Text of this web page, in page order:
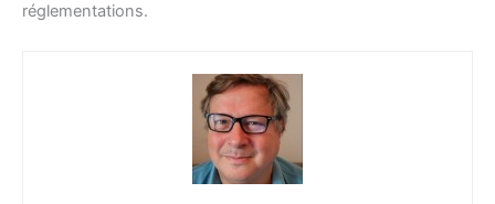
réglementations.